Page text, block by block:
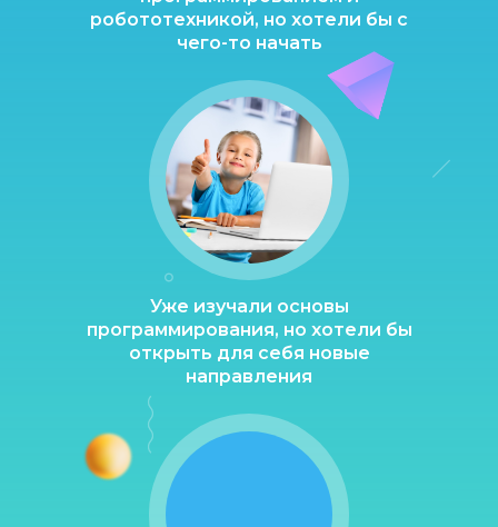
робототехникой, но хотели бы с
чего-то начать
Уже изучали основы
программирования, но хотели бы
открыть для себя новые
направления